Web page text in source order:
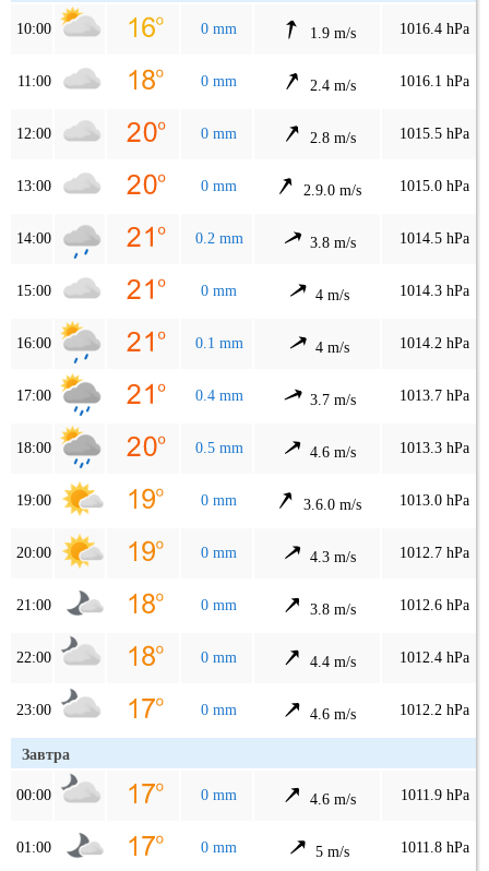
10:00 0 mm 1.9 m/s 1016.4 hPa
11:00 0 mm 2.4 m/s 1016.1 hPa
12:00 0 mm 2.8 m/s 1015.5 hPa
13:00 0 mm 2.9.0 m/s 1015.0 hPa
14:00 0.2 mm 3.8 m/s 1014.5 hPa
15:00 0 mm 4 m/s 1014.3 hPa
16:00 0.1 mm 4 m/s 1014.2 hPa
17:00 0.4 mm 3.7 m/s 1013.7 hPa
18:00 0.5 mm 4.6 m/s 1013.3 hPa
19:00 0 mm 3.6.0 m/s 1013.0 hPa
20:00 0 mm 4.3 m/s 1012.7 hPa
21:00 0 mm 3.8 m/s 1012.6 hPa
22:00 0 mm 4.4 m/s 1012.4 hPa
23:00 0 mm 4.6 m/s 1012.2 hPa
Завтра
00:00 0 mm 4.6 m/s 1011.9 hPa
01:00 0 mm 5 m/s 1011.8 hPa